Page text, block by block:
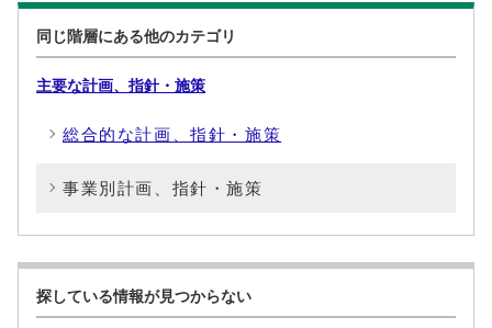
同じ階層にある他のカテゴリ
主要な計画、指針・施策
総合的な計画、指針・施策
事業別計画、指針・施策
探している情報が見つからない